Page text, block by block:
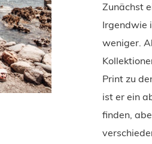
Zunächst
Irgendwie
weniger.
Print zu
ist er ein
finden,